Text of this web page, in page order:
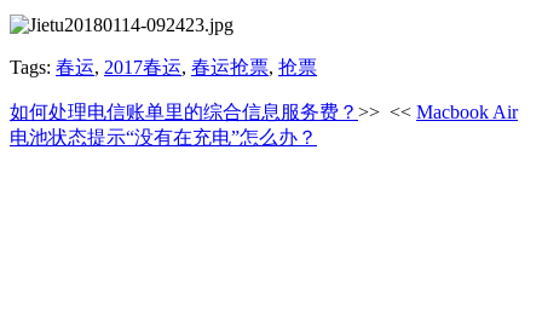
Tags: 春运, 2017春运, 春运抢票, 抢票
如何处理电信账单里的综合信息服务费？ >> << Macbook Air
电池状态提示“没有在充电”怎么办？